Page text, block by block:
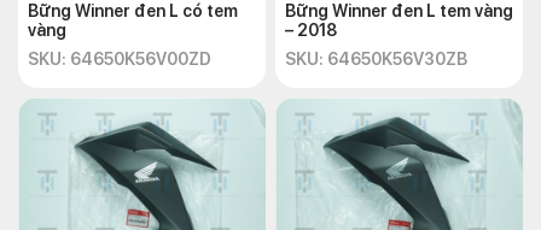
Bững Winner đen L có tem
vàng
SKU: 64650K56V00ZD
Bững Winner đen L tem vàng
– 2018
SKU: 64650K56V30ZB